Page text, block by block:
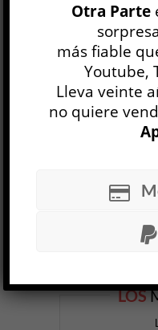
LOS
Otra Parte
más fiable
Youtube,
Lleva veinte
no quiere